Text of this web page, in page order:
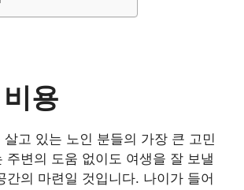
용
살고 있는 노인 분들의 가장 큰 고민
주변의 도움 없이도 여생을 잘 보낼
간의 마련일 것입니다. 나이가 들어